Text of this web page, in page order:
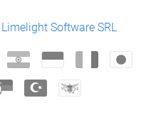
Limelight Software SRL